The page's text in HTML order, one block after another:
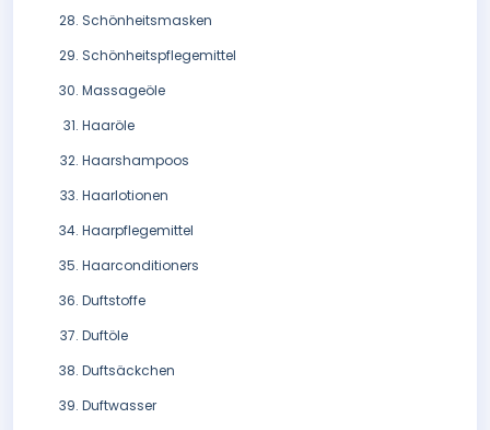
Schönheitsmasken
Schönheitspflegemittel
Massageöle
Haaröle
Haarshampoos
Haarlotionen
Haarpflegemittel
Haarconditioners
Duftstoffe
Duftöle
Duftsäckchen
Duftwasser